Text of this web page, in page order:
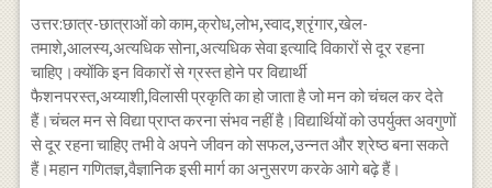
उत्तर:छात्र-छात्राओं को काम,क्रोध,लोभ,स्वाद,श्रृंगार,खेल-
तमाशे,आलस्य,अत्यधिक सोना,अत्यधिक सेवा इत्यादि विकारों से दूर रहना
चाहिए।क्योंकि इन विकारों से ग्रस्त होने पर विद्यार्थी
फैशनपरस्त,अय्याशी,विलासी प्रकृति का हो जाता है जो मन को चंचल कर देते
हैं।चंचल मन से विद्या प्राप्त करना संभव नहीं है।विद्यार्थियों को उपर्युक्त अवगुणों
से दूर रहना चाहिए तभी वे अपने जीवन को सफल,उन्नत और श्रेष्ठ बना सकते
हैं।महान गणितज्ञ,वैज्ञानिक इसी मार्ग का अनुसरण करके आगे बढ़े हैं।